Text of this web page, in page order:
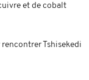
et de cobalt
rencontrer Tshisekedi